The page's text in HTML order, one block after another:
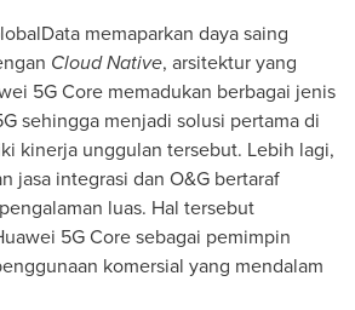
memaparkan daya saing
Cloud Native, arsitektur yang
5G Core memadukan berbagai jenis
sehingga menjadi solusi pertama di
kinerja unggulan tersebut. Lebih lagi,
jasa integrasi dan O&G bertaraf
luas. Hal tersebut
5G Core sebagai pemimpin
komersial yang mendalam